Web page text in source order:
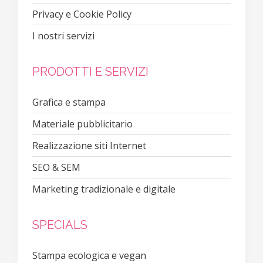
Privacy e Cookie Policy
I nostri servizi
PRODOTTI E SERVIZI
Grafica e stampa
Materiale pubblicitario
Realizzazione siti Internet
SEO & SEM
Marketing tradizionale e digitale
SPECIALS
Stampa ecologica e vegan